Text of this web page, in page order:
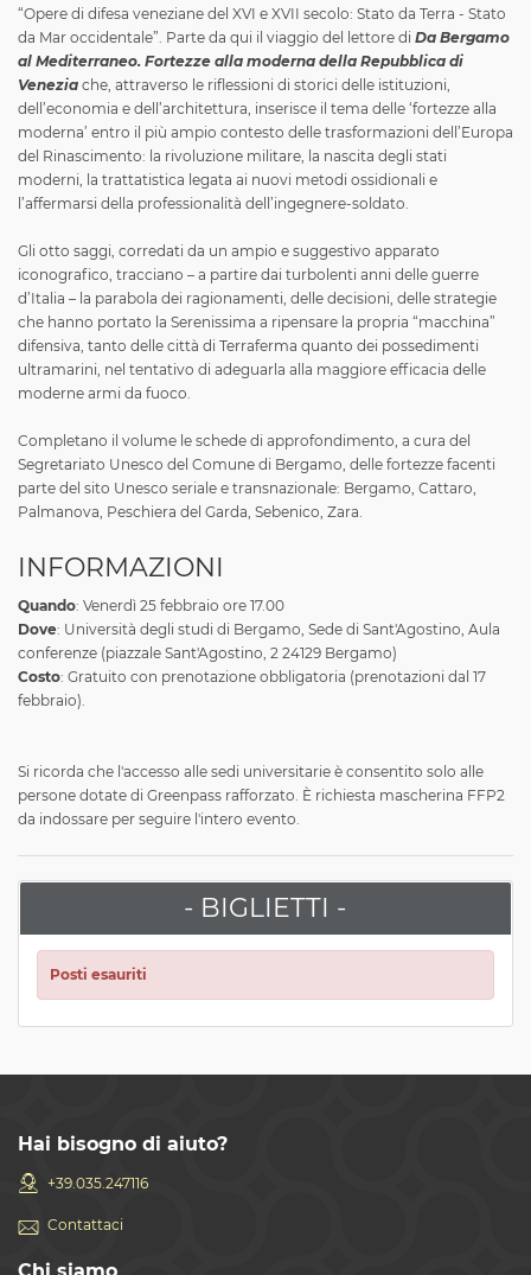
“Opere di difesa veneziane del XVI e XVII secolo: Stato da Terra - Stato
da Mar occidentale”. Parte da qui il viaggio del lettore di Da Bergamo
al Mediterraneo. Fortezze alla moderna della Repubblica di
Venezia che, attraverso le riflessioni di storici delle istituzioni,
dell’economia e dell’architettura, inserisce il tema delle ‘fortezze alla
moderna’ entro il più ampio contesto delle trasformazioni dell’Europa
del Rinascimento: la rivoluzione militare, la nascita degli stati
moderni, la trattatistica legata ai nuovi metodi ossidionali e
l’affermarsi della professionalità dell’ingegnere-soldato.
Gli otto saggi, corredati da un ampio e suggestivo apparato
iconografico, tracciano – a partire dai turbolenti anni delle guerre
d’Italia – la parabola dei ragionamenti, delle decisioni, delle strategie
che hanno portato la Serenissima a ripensare la propria “macchina”
difensiva, tanto delle città di Terraferma quanto dei possedimenti
ultramarini, nel tentativo di adeguarla alla maggiore efficacia delle
moderne armi da fuoco.
Completano il volume le schede di approfondimento, a cura del
Segretariato Unesco del Comune di Bergamo, delle fortezze facenti
parte del sito Unesco seriale e transnazionale: Bergamo, Cattaro,
Palmanova, Peschiera del Garda, Sebenico, Zara.
INFORMAZIONI
Quando: Venerdì 25 febbraio ore 17.00
Dove: Università degli studi di Bergamo, Sede di Sant'Agostino, Aula
conferenze (piazzale Sant'Agostino, 2 24129 Bergamo)
Costo: Gratuito con prenotazione obbligatoria (prenotazioni dal 17
febbraio).
Si ricorda che l'accesso alle sedi universitarie è consentito solo alle
persone dotate di Greenpass rafforzato. È richiesta mascherina FFP2
da indossare per seguire l'intero evento.
- BIGLIETTI -
Posti esauriti
Hai bisogno di aiuto?
+39.035.247116
Contattaci